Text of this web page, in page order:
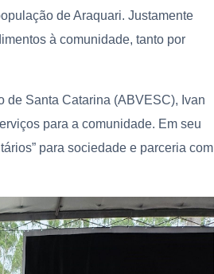
de Araquari. Justamente
à comunidade, tanto por
de Santa Catarina (ABVESC), Ivan
para a comunidade. Em seu
para sociedade e parceria com